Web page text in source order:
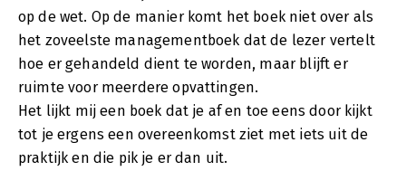
op de wet. Op de manier komt het boek niet over als
het zoveelste managementboek dat de lezer vertelt
hoe er gehandeld dient te worden, maar blijft er
ruimte voor meerdere opvattingen.
Het lijkt mij een boek dat je af en toe eens door kijkt
tot je ergens een overeenkomst ziet met iets uit de
praktijk en die pik je er dan uit.